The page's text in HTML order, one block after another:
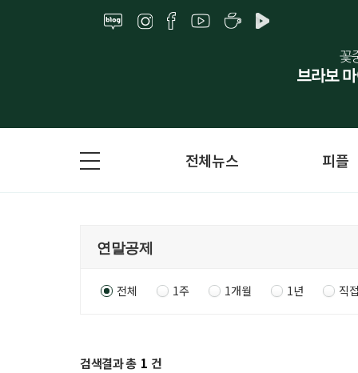
전체뉴스 피플
전체 1주 1개월 1년 직
검색결과 총 1 건